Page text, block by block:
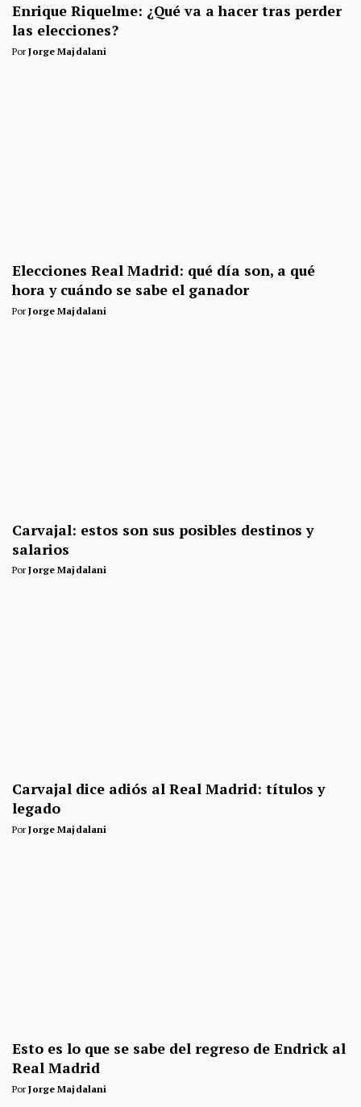
Enrique Riquelme: ¿Qué va a hacer tras perder
las elecciones?
PorJorge Majdalani
Elecciones Real Madrid: qué día son, a qué
hora y cuándo se sabe el ganador
PorJorge Majdalani
Carvajal: estos son sus posibles destinos y
salarios
PorJorge Majdalani
Carvajal dice adiós al Real Madrid: títulos y
legado
PorJorge Majdalani
Esto es lo que se sabe del regreso de Endrick al
Real Madrid
PorJorge Majdalani